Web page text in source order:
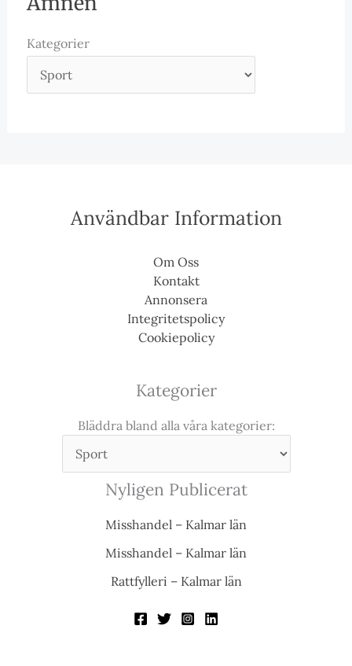
Kategorier
Användbar Information
Om Oss
Kontakt
Annonsera
Integritetspolicy
Cookiepolicy
Kategorier
Bläddra bland alla våra kategorier:
Nyligen Publicerat
Misshandel – Kalmar län
Misshandel – Kalmar län
Rattfylleri – Kalmar län